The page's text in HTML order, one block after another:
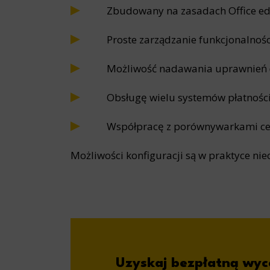
create
Scope
Zbudowany na zasadach Office
Proste zarządzanie
Możliwość nadawania
Obsługę wielu systemów
Współpracę z porównywarkami
Możliwości konfiguracji są w praktyce
Uzyskaj bezpłatną